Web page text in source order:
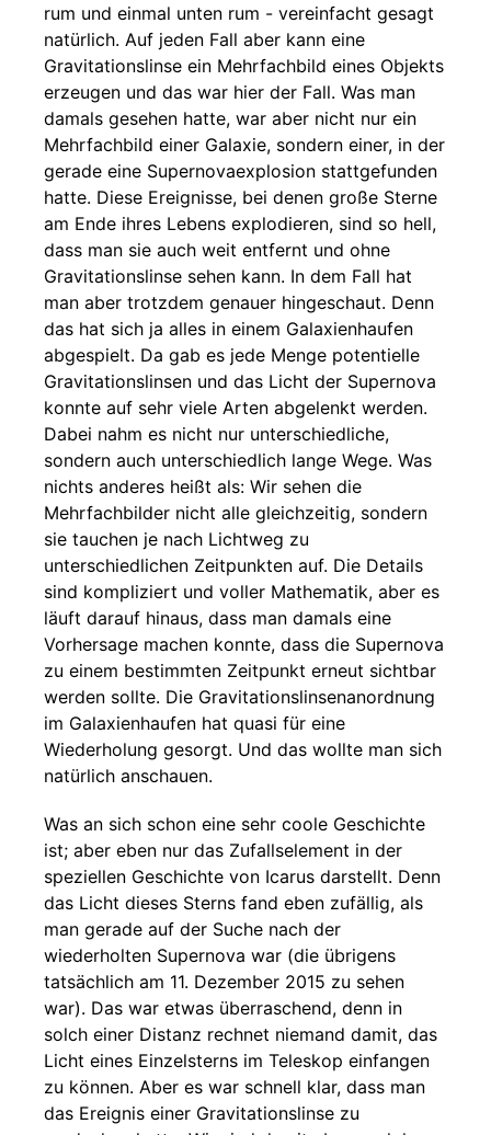
rum und einmal unten rum - vereinfacht gesagt
natürlich. Auf jeden Fall aber kann eine
Gravitationslinse ein Mehrfachbild eines Objekts
erzeugen und das war hier der Fall. Was man
damals gesehen hatte, war aber nicht nur ein
Mehrfachbild einer Galaxie, sondern einer, in der
gerade eine Supernovaexplosion stattgefunden
hatte. Diese Ereignisse, bei denen große Sterne
am Ende ihres Lebens explodieren, sind so hell,
dass man sie auch weit entfernt und ohne
Gravitationslinse sehen kann. In dem Fall hat
man aber trotzdem genauer hingeschaut. Denn
das hat sich ja alles in einem Galaxienhaufen
abgespielt. Da gab es jede Menge potentielle
Gravitationslinsen und das Licht der Supernova
konnte auf sehr viele Arten abgelenkt werden.
Dabei nahm es nicht nur unterschiedliche,
sondern auch unterschiedlich lange Wege. Was
nichts anderes heißt als: Wir sehen die
Mehrfachbilder nicht alle gleichzeitig, sondern
sie tauchen je nach Lichtweg zu
unterschiedlichen Zeitpunkten auf. Die Details
sind kompliziert und voller Mathematik, aber es
läuft darauf hinaus, dass man damals eine
Vorhersage machen konnte, dass die Supernova
zu einem bestimmten Zeitpunkt erneut sichtbar
werden sollte. Die Gravitationslinsenanordnung
im Galaxienhaufen hat quasi für eine
Wiederholung gesorgt. Und das wollte man sich
natürlich anschauen.
Was an sich schon eine sehr coole Geschichte
ist; aber eben nur das Zufallselement in der
speziellen Geschichte von Icarus darstellt. Denn
das Licht dieses Sterns fand eben zufällig, als
man gerade auf der Suche nach der
wiederholten Supernova war (die übrigens
tatsächlich am 11. Dezember 2015 zu sehen
war). Das war etwas überraschend, denn in
solch einer Distanz rechnet niemand damit, das
Licht eines Einzelsterns im Teleskop einfangen
zu können. Aber es war schnell klar, dass man
das Ereignis einer Gravitationslinse zu